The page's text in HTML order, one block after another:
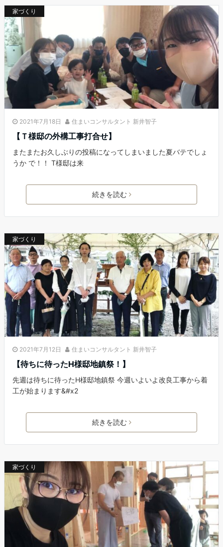
家づくり
2021年7月18日 住まいコンサルタント 新井智子
【Ｔ様邸の外構工事打合せ】
またまたお久しぶりの投稿になってしまいました夏バテでしょ
うか で！！ T様邸は来
続きを読む
家づくり
2021年7月12日 住まいコンサルタント 新井智子
【待ちに待ったH様邸地鎮祭！】
先週は待ちに待ったH様邸地鎮祭 今週いよいよ改良工事から着
工が始まります&#x2
続きを読む
家づくり